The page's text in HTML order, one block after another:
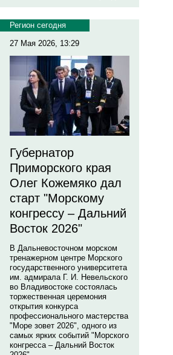
Регион сегодня
27 Мая 2026, 13:29
Губернатор
Приморского края
Олег Кожемяко дал
старт "Морскому
конгрессу – Дальний
Восток 2026"
В Дальневосточном морском
тренажерном центре Морского
государственного университета
им. адмирала Г. И. Невельского
во Владивостоке состоялась
торжественная церемония
открытия конкурса
профессионального мастерства
"Море зовет 2026", одного из
самых ярких событий "Морского
конгресса – Дальний Восток